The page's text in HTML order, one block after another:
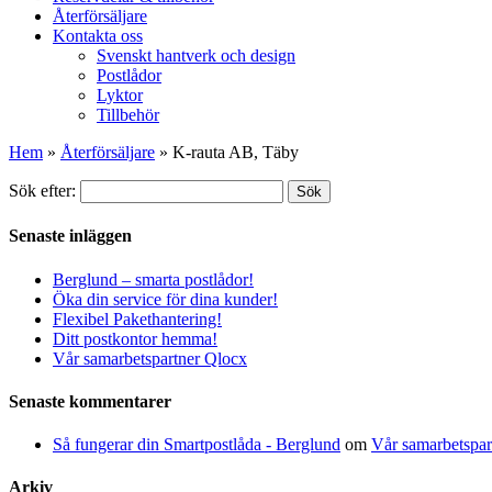
Återförsäljare
Kontakta oss
Svenskt hantverk och design
Postlådor
Lyktor
Tillbehör
Hem » Återförsäljare » K-rauta AB, Täby
Sök efter: Sök
Senaste inläggen
Berglund – smarta postlådor!
Öka din service för dina kunder!
Flexibel Pakethantering!
Ditt postkontor hemma!
Vår samarbetspartner Qlocx
Senaste kommentarer
Så fungerar din Smartpostlåda - Berglund om Vår
Arkiv